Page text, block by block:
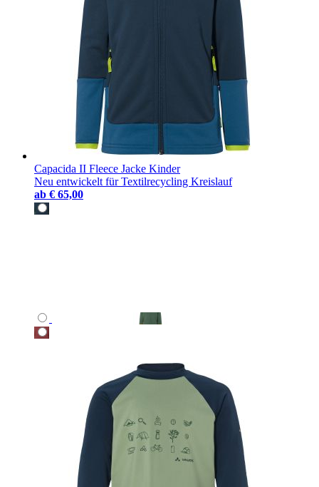
Capacida II Fleece Jacke Kinder
Neu entwickelt für Textilrecycling Kreislauf
ab € 65,00